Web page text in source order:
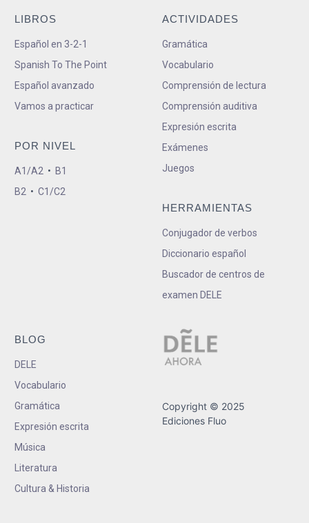
LIBROS
Español en 3-2-1
Spanish To The Point
Español avanzado
Vamos a practicar
POR NIVEL
A1/A2 • B1
B2 • C1/C2
ACTIVIDADES
Gramática
Vocabulario
Comprensión de lectura
Comprensión auditiva
Expresión escrita
Exámenes
Juegos
HERRAMIENTAS
Conjugador de verbos
Diccionario español
Buscador de centros de
examen DELE
BLOG
DELE
Vocabulario
Gramática
Expresión escrita
Música
Literatura
Cultura & Historia
Copyright © 2025
Ediciones Fluo